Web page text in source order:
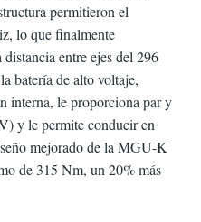
permitieron el
lo que finalmente
entre ejes del 296
batería de alto voltaje,
interna, le proporciona par y
y le permite conducir en
mejorado de la MGU-K
de 315 Nm, un 20% más